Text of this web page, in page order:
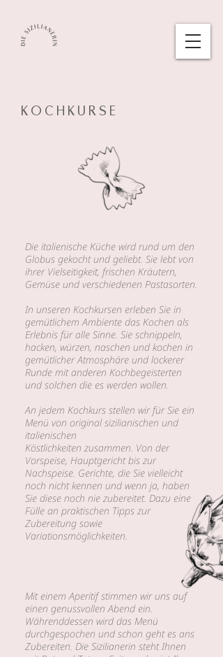
K O C H K U R S E
Die italienische Küche wird rund um den
Globus gekocht und geliebt. Sie lebt von
ihrer Vielseitigkeit, frischen Kräutern,
Gemüse und verschiedenen Pastasorten.
In unseren Kochkursen erleben Sie in
gemütlichem Ambiente das Kochen als
Erlebnis für alle Sinne. Sie schnippeln,
hacken, würzen, naschen und kochen in
gemütlicher Atmosphäre und lockerer
Runde mit anderen Kochbegeisterten
und solchen die es werden wollen.
An jedem Kochkurs stellen wir für Sie ein
Menü von original sizilianischen und
italienischen
Köstlichkeiten zusammen. Von der
Vorspeise, Hauptgericht bis zur
Nachspeise. Gerichte, die Sie vielleicht
noch nicht kennen und wenn ja, haben
Sie diese noch nie zubereitet. Dazu eine
Fülle an praktischen Tipps zur
Zubereitung sowie
Variationsmöglichkeiten.
Mit einem Aperitif stimmen wir uns auf
einen genussvollen Abend ein.
Währenddessen wird das Menü
durchgespochen und schon geht es ans
Zubereiten. Die Sizilianerin steht Ihnen